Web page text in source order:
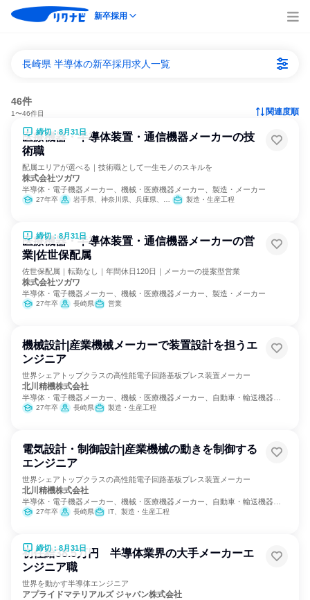
新卒採用
長崎県 半導体の新卒採用求人一覧
46件
1〜46件目 関連度順
締切：8月31日
医療機器・半導体装置・通信機器メーカーの技
術職
配属エリアが選べる｜技術職として一生モノのスキルを
株式会社ツガワ
半導体・電子機器メーカー、機械・医療機器メーカー、製造・メーカー
27年卒 岩手県、神奈川県、兵庫県、長崎県 製造・生産工程
締切：8月31日
医療機器・半導体装置・通信機器メーカーの営
業|佐世保配属
佐世保配属｜転勤なし｜年間休日120日｜メーカーの提案型営業
株式会社ツガワ
半導体・電子機器メーカー、機械・医療機器メーカー、製造・メーカー
27年卒 長崎県 営業
機械設計|産業機械メーカーで装置設計を担うエ
ンジニア
世界シェアトップクラスの高性能電子回路基板プレス装置メーカー
北川精機株式会社
半導体・電子機器メーカー、機械・医療機器メーカー、自動車・輸送機器メ
ーカー27年卒 長崎県 製造・生産工程
電気設計・制御設計|産業機械の動きを制御する
エンジニア
世界シェアトップクラスの高性能電子回路基板プレス装置メーカー
北川精機株式会社
半導体・電子機器メーカー、機械・医療機器メーカー、自動車・輸送機器メ
ーカー27年卒 長崎県 IT、製造・生産工程
締切：8月31日
初任給38.5万円 半導体業界の大手メーカーエ
ンジニア職
世界を動かす半導体エンジニア
アプライドマテリアルズ ジャパン株式会社